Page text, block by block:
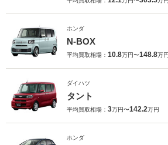
ホンダ
N-BOX
平均買取相場： 10.8万円〜148.8万円
ダイハツ
タント
平均買取相場： 3万円〜142.2万円
ホンダ